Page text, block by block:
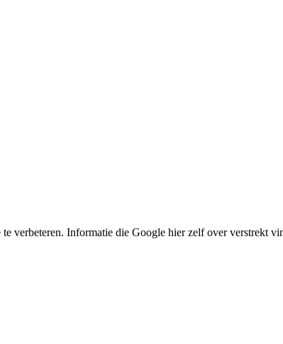
verbeteren. Informatie die Google hier zelf over verstrekt